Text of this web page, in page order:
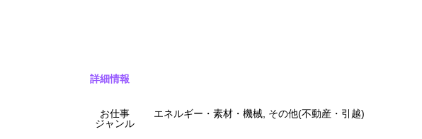
詳細情報
お仕事
ジャンル
エネルギー・素材・機械, その他(不動産・引越)